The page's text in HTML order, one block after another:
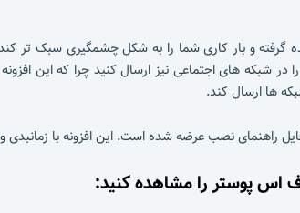
گرفته و بار کاری شما را به شکل چشمگیری سبک تر
شبکه های اجتماعی نیز ارسال کنید چرا که این
ها ارسال کند.
راهنمای نصب عرضه شده است. این افزونه با زمانبدی
اس پوستر را مشاهده کنید: